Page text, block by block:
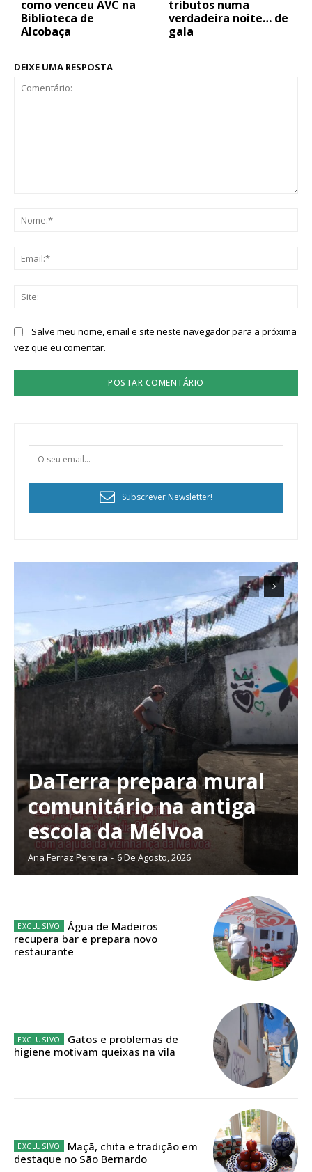
Planos de Assinatura
Faça-se assinante do Região de Cister e ajude-nos a manter este serviço
público!
Sendo assinante terá acesso a todos os conteúdos exclusivos e versões
digitais.
Escolha o plano de assinatura desejado:
ASSINATURA
Edição em papel entregue à Quinta-feira em sua
Acesso aos conteúdos Exclusivos para
assinantes
Ofertas para assinatura anual
como venceu AVC na
Biblioteca de
Alcobaça
tributos numa
verdadeira noite… de
gala
DEIXE UMA RESPOSTA
Salve meu nome, email e site neste navegador para a próxima
vez que eu comentar.
Subscrever Newsletter!
DaTerra prepara mural
comunitário na antiga
escola da Mélvoa
Ana Ferraz Pereira - 6 De Agosto, 2026
Água de Madeiros
recupera bar e prepara novo
restaurante
Gatos e problemas de
higiene motivam queixas na vila
Maçã, chita e tradição em
destaque no São Bernardo